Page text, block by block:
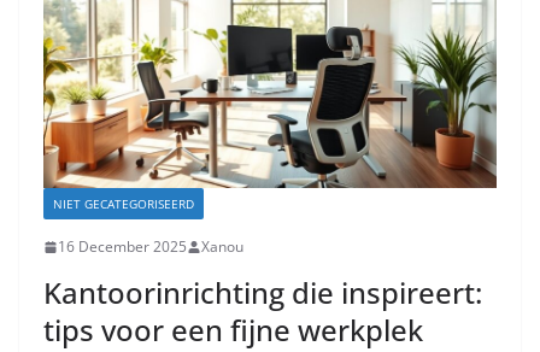
NIET GECATEGORISEERD
16 December 2025 Xanou
Kantoorinrichting die inspireert:
tips voor een fijne werkplek